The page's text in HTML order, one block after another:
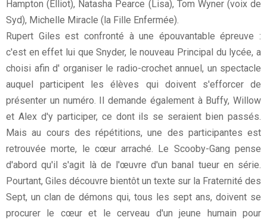
Hampton (Elliot), Natasha Pearce (Lisa), Tom Wyner (voix de
Syd), Michelle Miracle (la Fille Enfermée).
Rupert Giles est confronté à une épouvantable épreuve :
c'est en effet lui que Snyder, le nouveau Principal du lycée, a
choisi afin d' organiser le radio-crochet annuel, un spectacle
auquel participent les élèves qui doivent s'efforcer de
présenter un numéro. Il demande également à Buffy, Willow
et Alex d'y participer, ce dont ils se seraient bien passés.
Mais au cours des répétitions, une des participantes est
retrouvée morte, le cœur arraché. Le Scooby-Gang pense
d'abord qu'il s'agit là de l'œuvre d'un banal tueur en série.
Pourtant, Giles découvre bientôt un texte sur la Fraternité des
Sept, un clan de démons qui, tous les sept ans, doivent se
procurer le cœur et le cerveau d'un jeune humain pour